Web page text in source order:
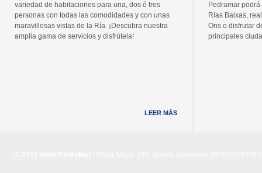
variedad de habitaciones para una, dos ó tres
personas con todas las comodidades y con unas
maravillosas vistas de la Ría. ¡Descubra nuestra
amplia gama de servicios y disfrútela!
LEER MÁS
Pedramar
Rías Baixas,
Ons o disfrutar
principales